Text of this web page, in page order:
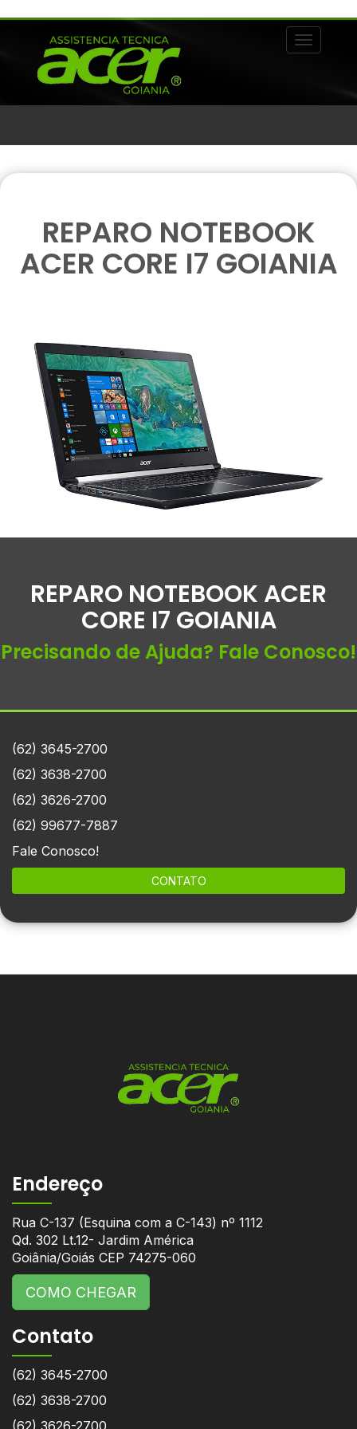
Alternar
REPARO NOTEBOOK
ACER CORE I7 GOIANIA
REPARO NOTEBOOK ACER
CORE I7 GOIANIA
Precisando de Ajuda? Fale Conosco!
(62) 3645-2700
(62) 3638-2700
(62) 3626-2700
(62) 99677-7887
Fale Conosco!
CONTATO
Endereço
Rua C-137 (Esquina com a C-143) nº 1112
Qd. 302 Lt.12- Jardim América
Goiânia/Goiás CEP 74275-060
COMO CHEGAR
Contato
(62) 3645-2700
(62) 3638-2700
(62) 3626-2700